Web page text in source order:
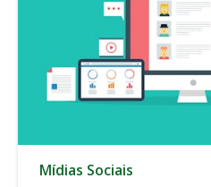
Mídias Sociais